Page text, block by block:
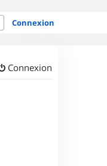
Connexion
Connexion